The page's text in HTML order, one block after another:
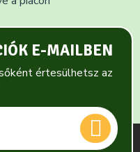
E-MAILBEN
értesülhetsz az